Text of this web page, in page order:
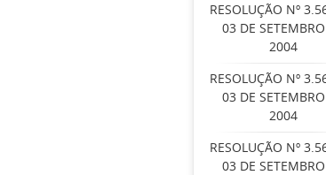
RESOLUÇÃO Nº
03 DE
2004
RESOLUÇÃO Nº
03 DE
2004
RESOLUÇÃO Nº
03 DE